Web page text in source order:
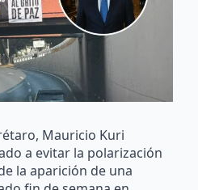
Mauricio Kuri
a evitar la polarización
la aparición de una